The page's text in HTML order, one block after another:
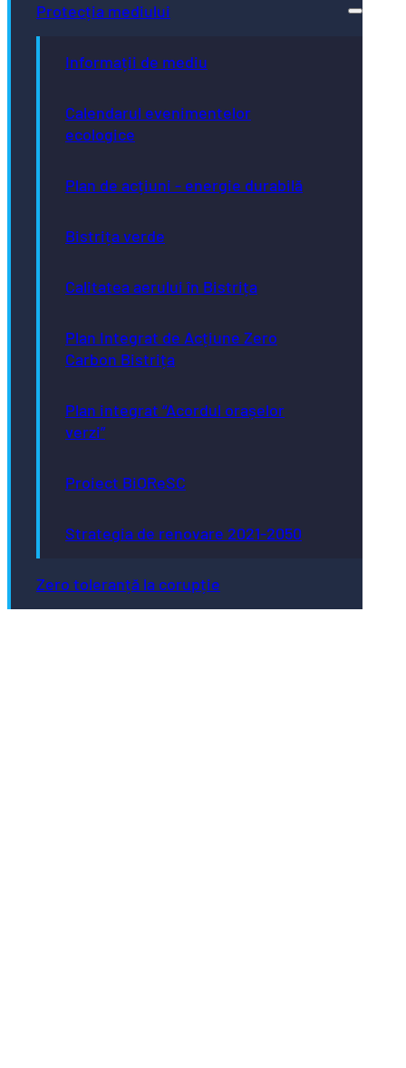
Protecția mediului
Informații de mediu
Calendarul evenimentelor
ecologice
Plan de acțiuni - energie durabilă
Bistrița verde
Calitatea aerului în Bistrița
Plan Integrat de Acțiune Zero
Carbon Bistrița
Plan integrat “Acordul orașelor
verzi”
Proiect BiOReSC
Strategia de renovare 2021-2050
Zero toleranță la corupție